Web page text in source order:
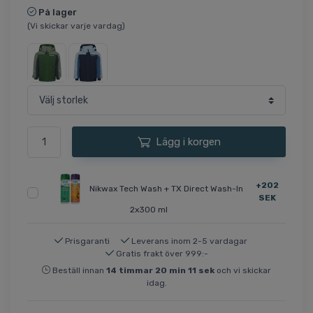
På lager
(Vi skickar varje vardag)
Lägg i korgen
Nikwax Tech Wash + TX Direct Wash-In
2x300 ml
+202
SEK
Prisgaranti
Leverans inom 2-5 vardagar
Gratis frakt över 999:-
Beställ innan 14timmar 20min 10 sek och vi skickar
idag.